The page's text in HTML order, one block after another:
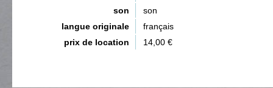
son
son
langue originale
français
prix de location
14,00 €